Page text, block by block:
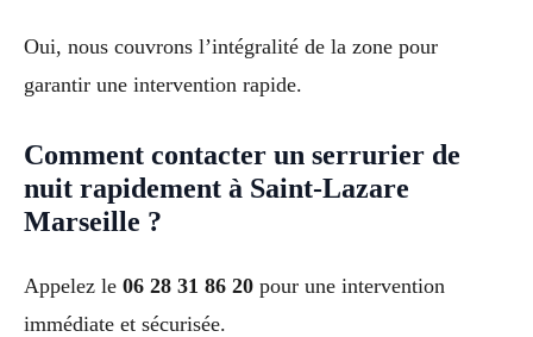
Oui, nous couvrons l’intégralité de la zone pour
garantir une intervention rapide.
Comment contacter un serrurier de
nuit rapidement à Saint-Lazare
Marseille ?
Appelez le 06 28 31 86 20 pour une intervention
immédiate et sécurisée.